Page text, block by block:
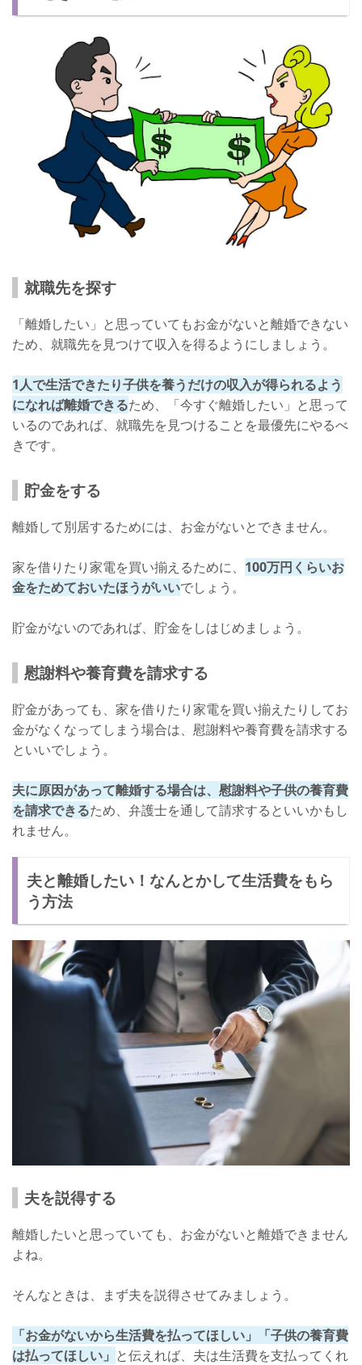
就職先を探す
「離婚したい」と思っていてもお金がないと離婚できない
ため、就職先を見つけて収入を得るようにしましょう。
1人で生活できたり子供を養うだけの収入が得られるよう
になれば離婚できるため、「今すぐ離婚したい」と思って
いるのであれば、就職先を見つけることを最優先にやるべ
きです。
貯金をする
離婚して別居するためには、お金がないとできません。
家を借りたり家電を買い揃えるために、 100万円くらいお
金をためておいたほうがいいでしょう。
貯金がないのであれば、貯金をしはじめましょう。
慰謝料や養育費を請求する
貯金があっても、家を借りたり家電を買い揃えたりしてお
金がなくなってしまう場合は、慰謝料や養育費を請求する
といいでしょう。
夫に原因があって離婚する場合は、慰謝料や子供の養育費
を請求できるため、弁護士を通して請求するといいかもし
れません。
夫と離婚したい！なんとかして生活費をもら
う方法
夫を説得する
離婚したいと思っていても、お金がないと離婚できません
よね。
そんなときは、まず夫を説得させてみましょう。
「お金がないから生活費を払ってほしい」「子供の養育費
は払ってほしい」 と伝えれば、夫は生活費を支払ってくれ